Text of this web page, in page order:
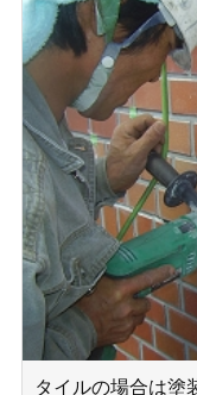
タイルの場合は塗